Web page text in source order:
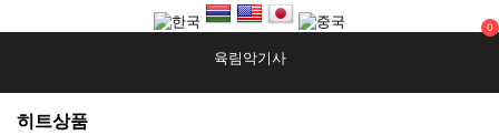
육림악기사
0
히트상품